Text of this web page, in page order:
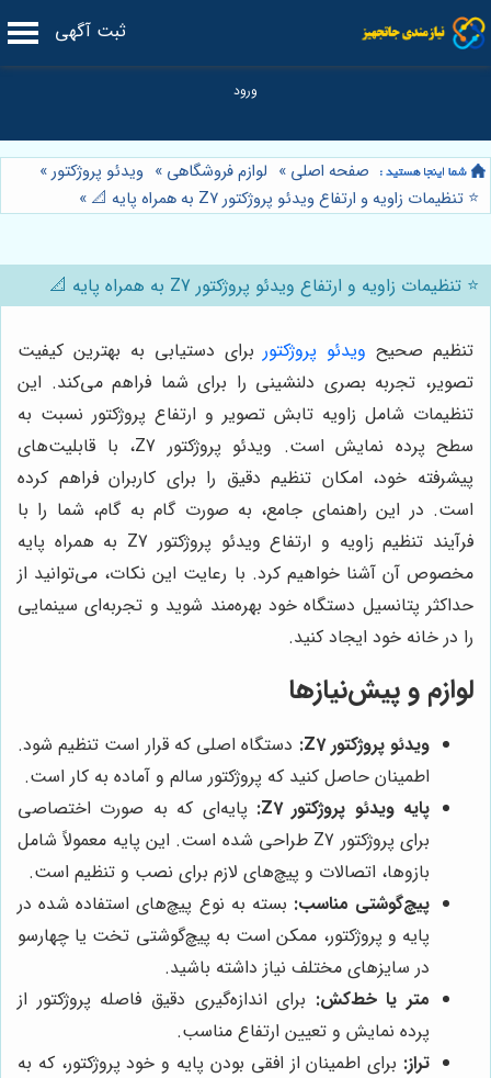
ثبت آگهی
صفحه اصلی » لوازم فروشگاهی » ویدئو پروژکتور»
⭐️ تنظیمات زاویه و ارتفاع ویدئو پروژکتور Z7 به همراه پایه 📐
»
⭐️ تنظیمات زاویه و ارتفاع ویدئو پروژکتور Z7 به همراه پایه 📐
تنظیم صحیح ویدئو پروژکتوربرای دستیابی به بهترین کیفیت
تصویر، تجربه بصری دلنشینی را برای شما فراهم می‌کند. این
تنظیمات شامل زاویه تابش تصویر و ارتفاع پروژکتور نسبت به
سطح پرده نمایش است. ویدئو پروژکتور Z7، با قابلیت‌های
پیشرفته خود، امکان تنظیم دقیق را برای کاربران فراهم کرده
است. در این راهنمای جامع، به صورت گام به گام، شما را با
فرآیند تنظیم زاویه و ارتفاع ویدئو پروژکتور Z7 به همراه پایه
مخصوص آن آشنا خواهیم کرد. با رعایت این نکات، می‌توانید از
حداکثر پتانسیل دستگاه خود بهره‌مند شوید و تجربه‌ای سینمایی
را در خانه خود ایجاد کنید.
لوازم و پیش‌نیازها
ویدئو پروژکتور Z7:
دستگاه اصلی که قرار است تنظیم شود.
اطمینان حاصل کنید که پروژکتور سالم و آماده به کار است.
پایه ویدئو پروژکتور Z7:
پایه‌ای که به صورت اختصاصی
برای پروژکتور Z7 طراحی شده است. این پایه معمولاً شامل
بازوها، اتصالات و پیچ‌های لازم برای نصب و تنظیم است.
پیچ‌گوشتی مناسب: بسته به نوع پیچ‌های استفاده شده در
پایه و پروژکتور، ممکن است به پیچ‌گوشتی تخت یا چهارسو
در سایزهای مختلف نیاز داشته باشید.
متر یا خط‌کش: برای اندازه‌گیری دقیق فاصله پروژکتور از
پرده نمایش و تعیین ارتفاع مناسب.
تراز: برای اطمینان از افقی بودن پایه و خود پروژکتور، که به